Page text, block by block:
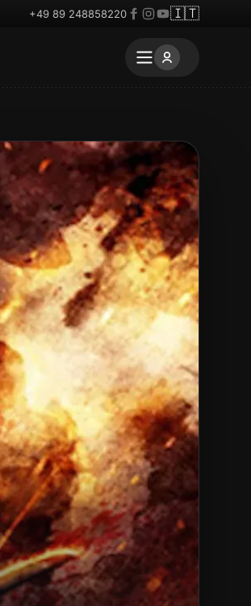
+49 89 248858220 🇮🇹